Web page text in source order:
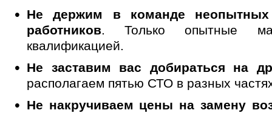
Не держим в команде неопытных
работников. Только опытные
квалификацией.
Не заставим вас добираться на
располагаем пятью СТО в разных
Не накручиваем цены на замену